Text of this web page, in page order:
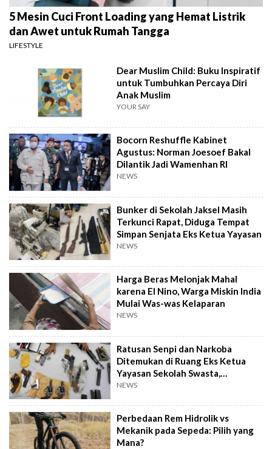
5 Mesin Cuci Front Loading yang Hemat Listrik
dan Awet untuk Rumah Tangga
LIFESTYLE
Dear Muslim Child: Buku Inspiratif
untuk Tumbuhkan Percaya Diri
Anak Muslim
YOUR SAY
Bocorn Reshuffle Kabinet
Agustus: Norman Joesoef Bakal
Dilantik Jadi Wamenhan RI
NEWS
Bunker di Sekolah Jaksel Masih
Terkunci Rapat, Diduga Tempat
Simpan Senjata Eks Ketua Yayasan
NEWS
Harga Beras Melonjak Mahal
karena El Nino, Warga Miskin India
Mulai Was-was Kelaparan
NEWS
Ratusan Senpi dan Narkoba
Ditemukan di Ruang Eks Ketua
Yayasan Sekolah Swasta,
Pengelola Buka Suara
NEWS
Perbedaan Rem Hidrolik vs
Mekanik pada Sepeda: Pilih yang
Mana?